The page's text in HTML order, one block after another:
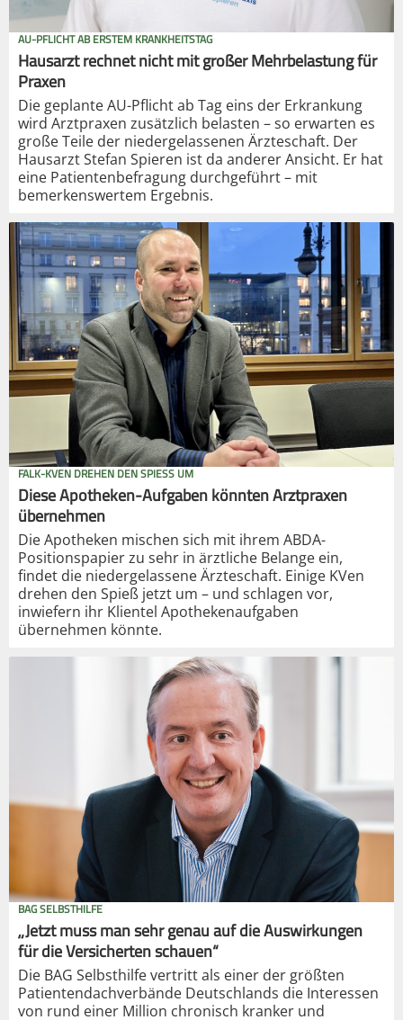
AU-PFLICHT AB ERSTEM KRANKHEITSTAG
Hausarzt rechnet nicht mit großer Mehrbelastung für
Praxen
Die geplante AU-Pflicht ab Tag eins der Erkrankung
wird Arztpraxen zusätzlich belasten – so erwarten es
große Teile der niedergelassenen Ärzteschaft. Der
Hausarzt Stefan Spieren ist da anderer Ansicht. Er hat
eine Patientenbefragung durchgeführt – mit
bemerkenswertem Ergebnis.
FALK-KVEN DREHEN DEN SPIESS UM
Diese Apotheken-Aufgaben könnten Arztpraxen
übernehmen
Die Apotheken mischen sich mit ihrem ABDA-
Positionspapier zu sehr in ärztliche Belange ein,
findet die niedergelassene Ärzteschaft. Einige KVen
drehen den Spieß jetzt um – und schlagen vor,
inwiefern ihr Klientel Apothekenaufgaben
übernehmen könnte.
BAG SELBSTHILFE
„Jetzt muss man sehr genau auf die Auswirkungen
für die Versicherten schauen“
Die BAG Selbsthilfe vertritt als einer der größten
Patientendachverbände Deutschlands die Interessen
von rund einer Million chronisch kranker und